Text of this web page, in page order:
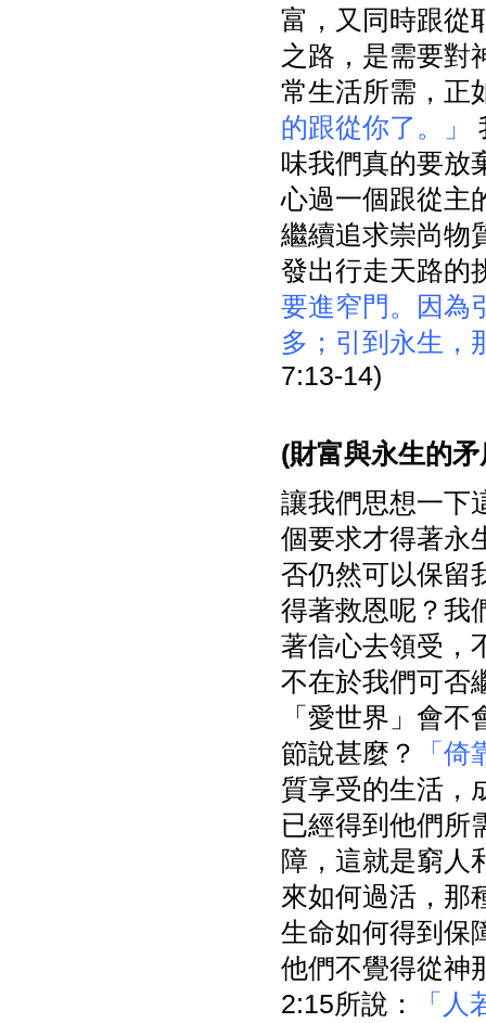
富，又同時跟從
之路，是需要對
常生活所需，正
的跟從你了。」
味我們真的要放
心過一個跟從主
繼續追求崇尚物
發出行走天路的
要進窄門。因為
多；引到永生，
7:13-14)
(財富與永生的矛
讓我們思想一下
個要求才得著永
否仍然可以保留
得著救恩呢？我
著信心去領受，
不在於我們可否
「愛世界」會
節說甚麼？
「
質享受的生活，
已經得到他們所
障，這就是窮人
來如何過活，那
生命如何得到保
他們不覺得從神
2:15所說：
「